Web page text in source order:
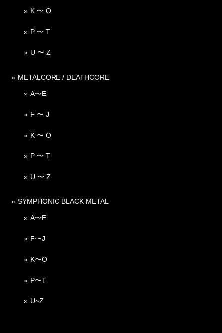
K 〜 O
P 〜 T
U 〜 Z
METALCORE / DEATHCORE
A〜E
F 〜 J
K 〜 O
P 〜 T
U 〜 Z
SYMPHONIC BLACK METAL
A〜E
F〜J
K〜O
P〜T
U~Z